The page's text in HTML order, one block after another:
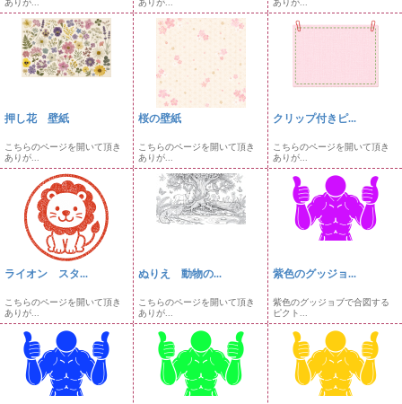
ありが...
ありが...
ありが...
押し花 壁紙
こちらのページを開いて頂き
ありが...
桜の壁紙
こちらのページを開いて頂き
ありが...
クリップ付きピ...
こちらのページを開いて頂き
ありが...
ライオン スタ...
こちらのページを開いて頂き
ありが...
ぬりえ 動物の...
こちらのページを開いて頂き
ありが...
紫色のグッジョ...
紫色のグッジョブで合図する
ピクト...